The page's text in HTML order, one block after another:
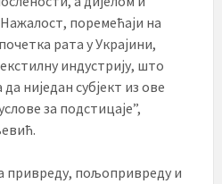
поремећаји на
рата у Украјини,
индустрију, што
ниједан субјект из ове
за подстицаје”,
привреду, пољопривреду и